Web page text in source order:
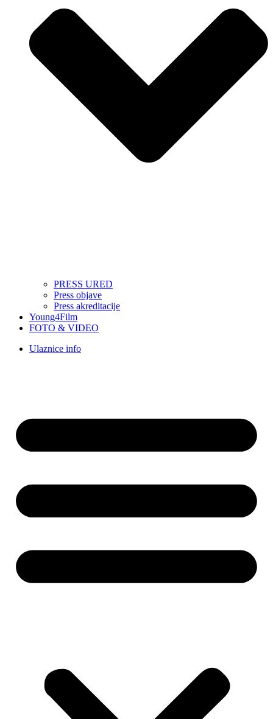
PRESS URED
Press objave
Press akreditacije
Young4Film
FOTO & VIDEO
Ulaznice info